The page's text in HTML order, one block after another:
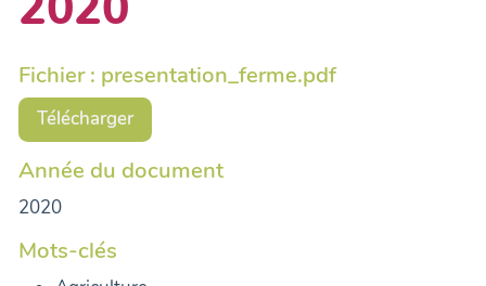
Fichier : presentation_ferme.pdf
Télécharger
Année du document
2020
Mots-clés